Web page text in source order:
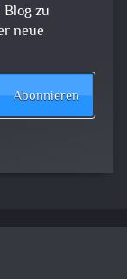
zu
neue
Abonnieren